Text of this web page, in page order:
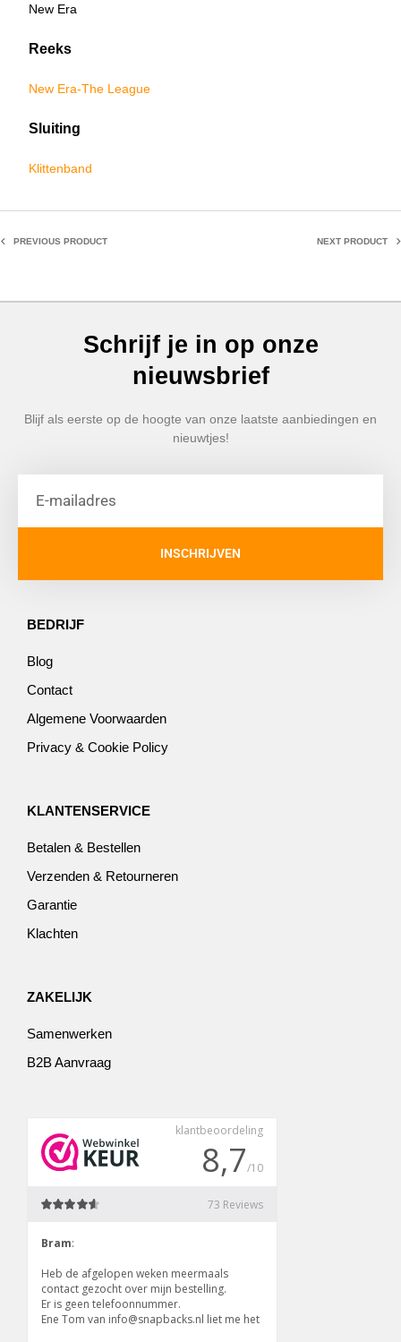
New Era
Reeks
New Era-The League
Sluiting
Klittenband
PREVIOUS PRODUCT NEXT PRODUCT
Schrijf je in op onze
nieuwsbrief
Blijf als eerste op de hoogte van onze laatste aanbiedingen en
nieuwtjes!
INSCHRIJVEN
BEDRIJF
Blog
Contact
Algemene Voorwaarden
Privacy & Cookie Policy
KLANTENSERVICE
Betalen & Bestellen
Verzenden & Retourneren
Garantie
Klachten
ZAKELIJK
Samenwerken
B2B Aanvraag